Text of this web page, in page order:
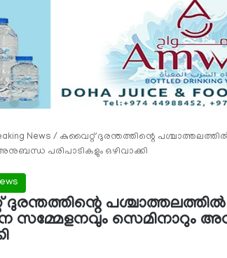
News / കുവൈറ്റ് ദുരന്തത്തിന്റെ
പരിപാടികളും ഒഴിവാക്കി
സമ്മേളനവും സെമിനാറും